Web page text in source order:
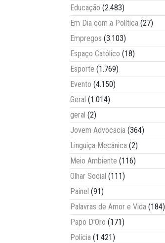
Educação (2.483)
Em Dia com a Política (27)
Empregos (3.103)
Espaço Católico (18)
Esporte (1.769)
Evento (4.150)
Geral (1.014)
geral (2)
Jovem Advocacia (364)
Linguiça Mecânica (2)
Meio Ambiente (116)
Olhar Social (111)
Painel (91)
Palavras de Amor e Vida (184)
Papo D'Oro (171)
Polícia (1.421)